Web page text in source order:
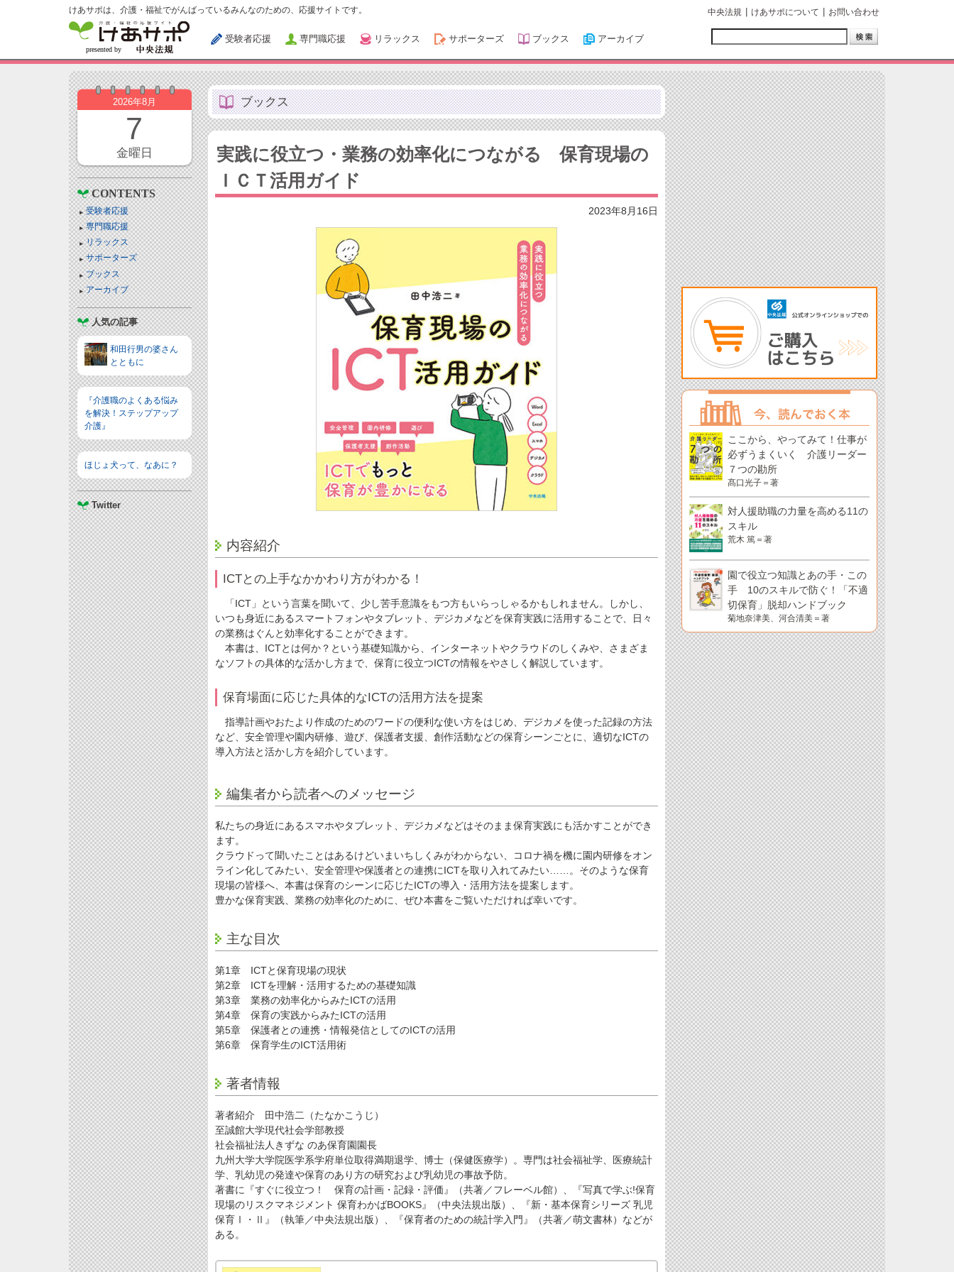
けあサポは、介護・福祉でがんばっているみんなのための、応援サイトです。
受験者応援 専門職応援 リラックス サポーターズ ブックス アーカイブ
中央法規 けあサポについて お問い合わせ
2026年8月
7
金曜日
CONTENTS
受験者応援
専門職応援
リラックス
サポーターズ
ブックス
アーカイブ
人気の記事
和田行男の婆さん
とともに
『介護職のよくある悩み
を解決！ステップアップ
介護』
ほじょ犬って、なあに？
Twitter
ブックス
実践に役立つ・業務の効率化につながる 保育現場の
ＩＣＴ活用ガイド
2023年8月16日
内容紹介
ICTとの上手なかかわり方がわかる！
「ICT」という言葉を聞いて、少し苦手意識をもつ方もいらっしゃるかもしれません。しかし、
いつも身近にあるスマートフォンやタブレット、デジカメなどを保育実践に活用することで、日々
の業務はぐんと効率化することができます。
本書は、ICTとは何か？という基礎知識から、インターネットやクラウドのしくみや、さまざま
なソフトの具体的な活かし方まで、保育に役立つICTの情報をやさしく解説しています。
保育場面に応じた具体的なICTの活用方法を提案
指導計画やおたより作成のためのワードの便利な使い方をはじめ、デジカメを使った記録の方法
など、安全管理や園内研修、遊び、保護者支援、創作活動などの保育シーンごとに、適切なICTの
導入方法と活かし方を紹介しています。
編集者から読者へのメッセージ
私たちの身近にあるスマホやタブレット、デジカメなどはそのまま保育実践にも活かすことができ
ます。
クラウドって聞いたことはあるけどいまいちしくみがわからない、コロナ禍を機に園内研修をオン
ライン化してみたい、安全管理や保護者との連携にICTを取り入れてみたい……。そのような保育
現場の皆様へ、本書は保育のシーンに応じたICTの導入・活用方法を提案します。
豊かな保育実践、業務の効率化のために、ぜひ本書をご覧いただければ幸いです。
主な目次
第1章 ICTと保育現場の現状
第2章 ICTを理解・活用するための基礎知識
第3章 業務の効率化からみたICTの活用
第4章 保育の実践からみたICTの活用
第5章 保護者との連携・情報発信としてのICTの活用
第6章 保育学生のICT活用術
著者情報
著者紹介 田中浩二（たなかこうじ）
至誠館大学現代社会学部教授
社会福祉法人きずな のあ保育園園長
九州大学大学院医学系学府単位取得満期退学、博士（保健医療学）。専門は社会福祉学、医療統計
学、乳幼児の発達や保育のあり方の研究および乳幼児の事故予防。
著書に『すぐに役立つ！ 保育の計画・記録・評価』（共著／フレーベル館）、『写真で学ぶ!保育
現場のリスクマネジメント 保育わかばBOOKS』（中央法規出版）、『新・基本保育シリーズ 乳児
保育Ⅰ・Ⅱ』（執筆／中央法規出版）、『保育者のための統計学入門』（共著／萌文書林）などが
ある。
ここから、やってみて！仕事が
必ずうまくいく 介護リーダー
７つの勘所
髙口光子＝著
対人援助職の力量を高める11の
スキル
荒木 篤＝著
園で役立つ知識とあの手・この
手 10のスキルで防ぐ！「不適
切保育」脱却ハンドブック
菊地奈津美、河合清美＝著